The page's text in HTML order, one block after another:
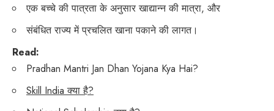
एक बच्चे की पात्रता के अनुसार खाद्यान्न की मात्रा, और
संबंधित राज्य में प्रचलित खाना पकाने की लागत।
Read:
Pradhan Mantri Jan Dhan Yojana Kya Hai?
Skill India क्या है?